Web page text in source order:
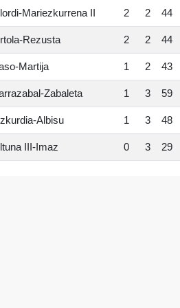
Mariezkurrena II 2 2 44
Rezusta 2 2 44
Martija 1 2 43
Zabaleta 1 3 59
Albisu 1 3 48
III-Imaz 0 3 29